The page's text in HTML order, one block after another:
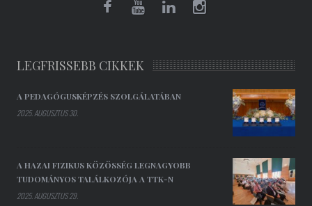
LEGFRISSEBB CIKKEK
A PEDAGÓGUSKÉPZÉS SZOLGÁLATÁBAN
2025. AUGUSZTUS 30.
A HAZAI FIZIKUS KÖZÖSSÉG LEGNAGYOBB
TUDOMÁNYOS TALÁLKOZÓJA A TTK-N
2025. AUGUSZTUS 29.